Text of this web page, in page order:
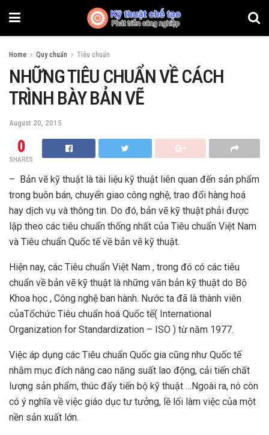
Home Quy chuẩn Tiêu chuẩn
NHỮNG TIÊU CHUẨN VỀ CÁCH
TRÌNH BÀY BẢN VẼ
August 20, 2015
0
SHARES
– Bản vẽ kỹ thuật là tài liệu kỹ thuật liên quan đến sản phẩm
trong buôn bán, chuyển giao công nghệ, trao đổi hàng hoá
hay dịch vụ và thông tin. Do đó, bản vẽ kỹ thuật phải được
lập theo các tiêu chuẩn thống nhất của Tiêu chuẩn Việt Nam
và Tiêu chuẩn Quốc tế về bản vẽ kỹ thuật.
Hiện nay, các Tiêu chuẩn Việt Nam , trong đó có các tiêu
chuẩn về bản vẽ kỹ thuật là những văn bản kỹ thuật do Bộ
Khoa học , Công nghệ ban hành. Nước ta đã là thành viên
củaTổchức Tiêu chuẩn hoá Quốc tế( International
Organization for Standardization – ISO ) từ năm 1977.
Việc áp dụng các Tiêu chuẩn Quốc gia cũng như Quốc tế
nhằm mục đích nâng cao năng suất lao động, cải tiến chất
lượng sản phẩm, thúc đẩy tiến bộ kỹ thuật …Ngoài ra, nó còn
có ý nghĩa về việc giáo dục tư tưởng, lề lối làm việc của một
nền sản xuất lớn.